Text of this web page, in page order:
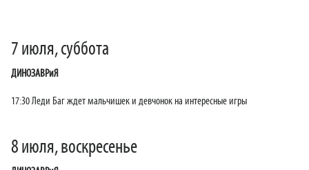
7 июля, суббота
ДИНОЗАВРиЯ
17:30 Леди Баг ждет мальчишек и девчонок на интересные игры
8 июля, воскресенье